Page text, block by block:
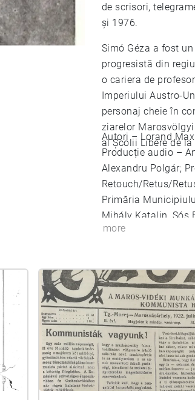
de scrisori,
și 1976.
Simó Géza a fost
progresistă din
o cariera de
Imperiului Austro-
personaj cheie în
ziarelor
al Școlii Libere de
Autori – Lorand
Producție audio –
Alexandru Polgár;
Retouch/Retus/
Primăria
Mihály Katalin, Sós
more